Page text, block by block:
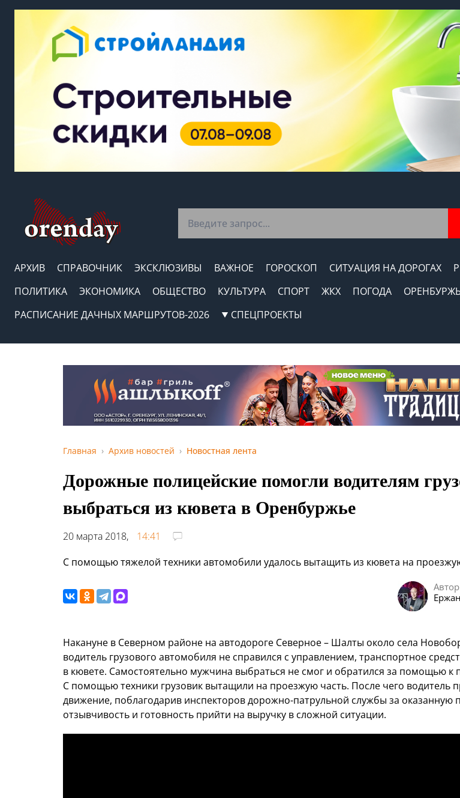
АРХИВ СПРАВОЧНИК ЭКСКЛЮЗИВЫ ВАЖНОЕ ГОРОСКОП СИТУАЦИЯ НА ДОРОГАХ
ПОЛИТИКА
ЭКОНОМИКА ОБЩЕСТВО КУЛЬТУРА СПОРТ ЖКХ ПОГОДА
РАСПИСАНИЕ ДАЧНЫХ МАРШРУТОВ-2026
СПЕЦПРОЕКТЫ
Главная Архив новостей Новостная лента
Дорожные полицейские помогли водителям
выбраться из кювета в Оренбуржье
20 марта 2018,
14:41
С помощью тяжелой техники автомобили удалось вытащить из кювета на
Автор
Накануне в Северном районе на автодороге Северное – Шалты около села
водитель грузового автомобиля не справился с управлением, транспортное
в кювете. Самостоятельно мужчина выбраться не смог и обратился за помощью к
С помощью техники грузовик вытащили на проезжую часть. После чего водитель
движение, поблагодарив инспекторов дорожно-патрульной службы за оказанную
отзывчивость и готовность прийти на выручку в сложной ситуации.